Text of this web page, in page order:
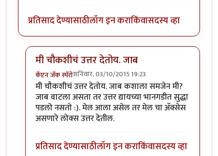
प्रतिसाद देण्यासाठीलॉग इन कराकिंवासदस्य व्हा
मी चौकशीचं उत्तर देतोय. जाब
कॅप्टन जॅक स्पॅरोशनिवार, 03/10/2015 19:23
In reply toतो acceptance किंवाbyसमीर_happy go
मी चौकशीचं उत्तर देतोय. जाब कशाला समजेन मी?
जाब वाटला असता तर उत्तर द्यायच्या भानगडीत सुद्धा
पडलो नसतो :). मेल आला असेल तर मेल चा अ‍ॅक्सेस
असणारे लोक्स उत्तर देतील.
प्रतिसाद देण्यासाठीलॉग इन कराकिंवासदस्य व्हा